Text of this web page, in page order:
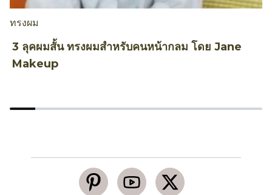
ทรงผม
3 ลุคผมสั้น ทรงผมสำหรับคนหน้ากลม โดย Jane
Makeup